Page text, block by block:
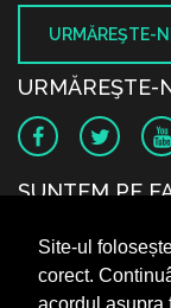
Site-ul
corect.
URMĂREŞTE-
URMĂREŞTE-
SUNTEM PE